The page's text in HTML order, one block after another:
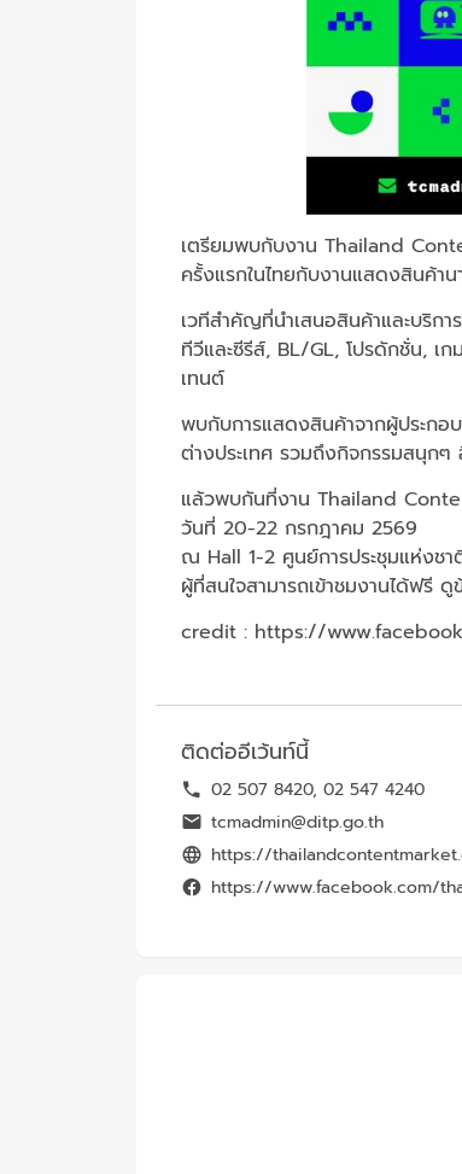
เตรียมพบกับงาน Thailand
ครั้งแรกในไทยกับงานแสดงสินค้า
เวทีสำคัญที่นำเสนอสินค้าและบริก
ทีวีและซีรีส์, BL/GL, โปรดักชั่น, เ
เทนต์
พบกับการแสดงสินค้าจากผู้ประกอ
ต่างประเทศ รวมถึงกิจกรรมสนุกๆ
แล้วพบกันที่งาน Thailand
วันที่ 20-22 กรกฎาคม 2569
ณ Hall 1-2 ศูนย์การประชุมแห่งช
ผู้ที่สนใจสามารถเข้าชมงานได้ฟรี
credit : https://
ติดต่ออีเว้นท์นี้
02 507 8420, 02 547 4240
tcmadmin@ditp.go.th
https://
https://www.facebook.com/